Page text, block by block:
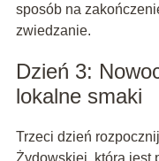
sposób na
zwiedzanie.
Dzień 3:
lokalne smaki
Trzeci dzień
Żydowskiej, która jest